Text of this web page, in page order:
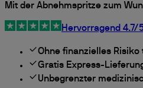
Mit der Abnehmspritze zum
Hervorragend 4.7/
Ohne finanzielles Risiko
Gratis Express-
Unbegrenzter